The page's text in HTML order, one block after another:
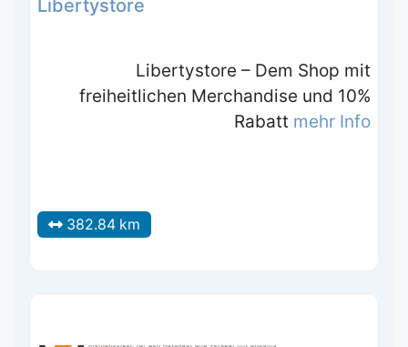
Libertystore
Libertystore – Dem Shop mit
freiheitlichen Merchandise und 10%
Rabatt mehr Info
382.84 km